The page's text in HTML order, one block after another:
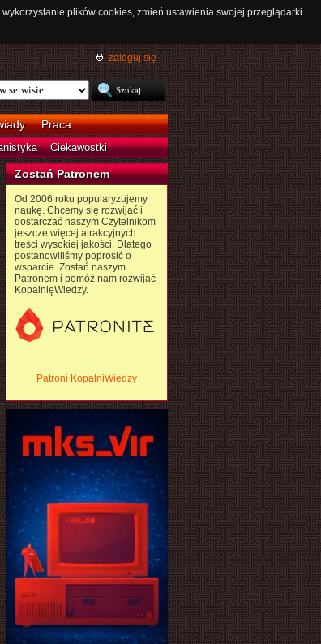
plików cookies, zmień ustawienia swojej przeglądarki.
zaloguj się
Praca
Ciekawostki
Zostań Patronem
Od 2006 roku popularyzujemy
naukę. Chcemy się rozwijać i
dostarczać naszym Czytelnikom
jeszcze więcej atrakcyjnych
treści wysokiej jakości. Dlatego
postanowiliśmy poprosić o
wsparcie. Zostań naszym
Patronem i pomóż nam rozwijać
KopalnięWiedzy.
Patroni KopalniWiedzy